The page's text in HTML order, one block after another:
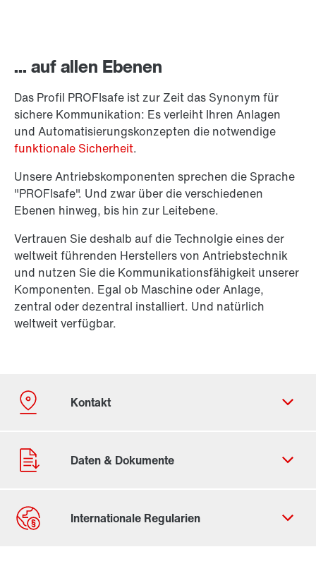
... auf allen Ebenen
Das Profil PROFIsafe ist zur Zeit das Synonym für
sichere Kommunikation: Es verleiht Ihren Anlagen
und Automatisierungskonzepten die notwendige
funktionale Sicherheit.
Unsere Antriebskomponenten sprechen die Sprache
"PROFIsafe". Und zwar über die verschiedenen
Ebenen hinweg, bis hin zur Leitebene.
Vertrauen Sie deshalb auf die Technolgie eines der
weltweit führenden Herstellers von Antriebstechnik
und nutzen Sie die Kommunikationsfähigkeit unserer
Komponenten. Egal ob Maschine oder Anlage,
zentral oder dezentral installiert. Und natürlich
weltweit verfügbar.